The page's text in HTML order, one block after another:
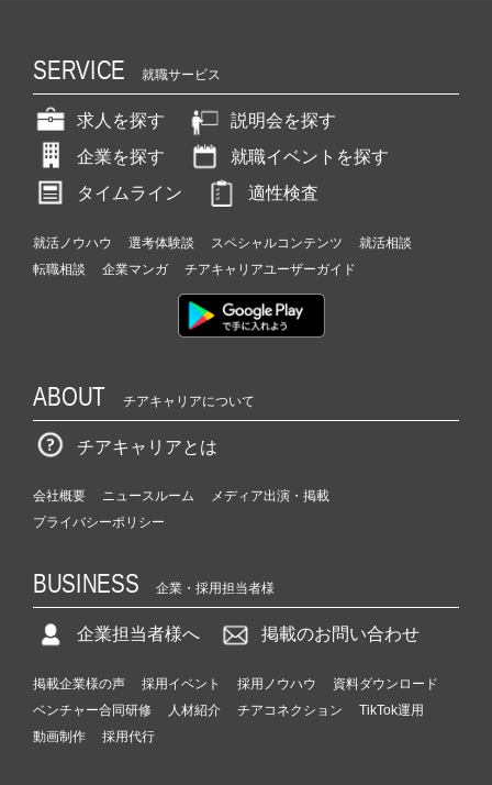
SERVICE 就職サービス
求人を探す
説明会を探す
企業を探す
就職イベントを探す
タイムライン
適性検査
就活ノウハウ 選考体験談 スペシャルコンテンツ
就活相談
転職相談
企業マンガ チアキャリアユーザーガイド
ABOUT チアキャリアについて
チアキャリアとは
会社概要 ニュースルーム
メディア出演・掲載
プライバシーポリシー
BUSINESS 企業・採用担当者様
企業担当者様へ 掲載のお問い合わせ
掲載企業様の声 採用イベント 採用ノウハウ
資料ダウンロード
ベンチャー合同研修
人材紹介 チアコネクション
TikTok運用
動画制作
採用代行